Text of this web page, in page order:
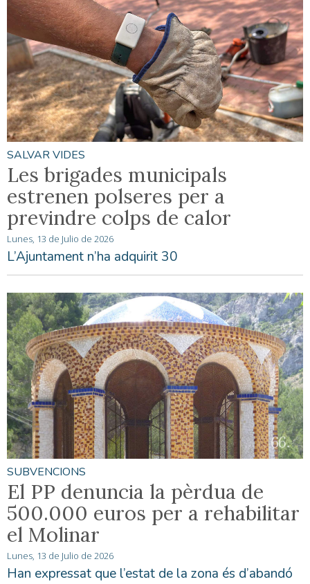
SALVAR VIDES
Les brigades municipals
estrenen polseres per a
previndre colps de calor
Lunes, 13 de Julio de 2026
L’Ajuntament n’ha adquirit 30
SUBVENCIONS
El PP denuncia la pèrdua de
500.000 euros per a rehabilitar
el Molinar
Lunes, 13 de Julio de 2026
Han expressat que l’estat de la zona és d’abandó